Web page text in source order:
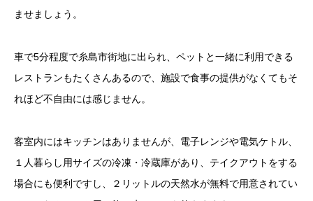
ませましょう。
車で5分程度で糸島市街地に出られ、ペットと一緒に利用できる
レストランもたくさんあるので、施設で食事の提供がなくてもそ
れほど不自由には感じません。
客室内にはキッチンはありませんが、電子レンジや電気ケトル、
１人暮らし用サイズの冷凍・冷蔵庫があり、テイクアウトをする
場合にも便利ですし、２リットルの天然水が無料で用意されてい